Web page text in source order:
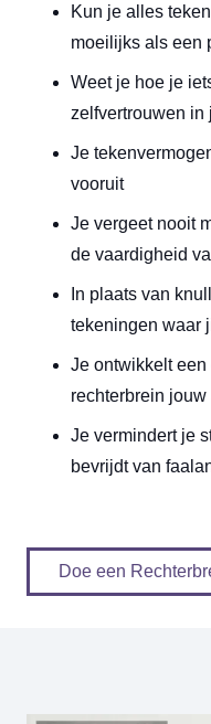
Kun je alles
moeilijks als een
Weet je hoe je
zelfvertrouwen in
Je
vooruit
Je vergeet nooit
de vaardigheid
In plaats van
tekeningen waar
Je ontwikkelt
rechterbrein
Je vermindert je
bevrijdt van
Doe een